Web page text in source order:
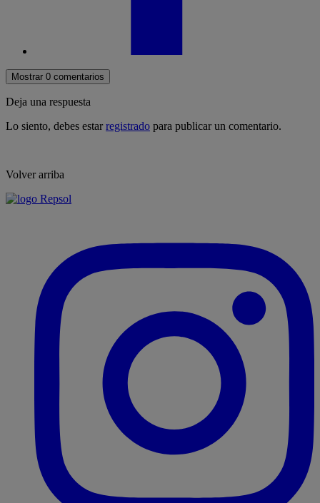
Mostrar 0 comentarios
Deja una respuesta
Lo siento, debes estarregistrado para publicar un comentario.
Volver arriba